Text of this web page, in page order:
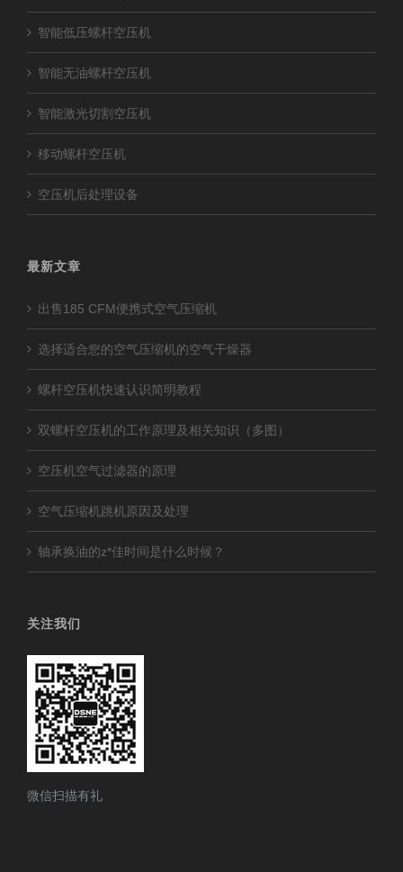
智能低压螺杆空压机
智能无油螺杆空压机
智能激光切割空压机
移动螺杆空压机
空压机后处理设备
最新文章
出售185 CFM便携式空气压缩机
选择适合您的空气压缩机的空气干燥器
螺杆空压机快速认识简明教程
双螺杆空压机的工作原理及相关知识（多图）
空压机空气过滤器的原理
空气压缩机跳机原因及处理
轴承换油的z*佳时间是什么时候？
关注我们
微信扫描有礼